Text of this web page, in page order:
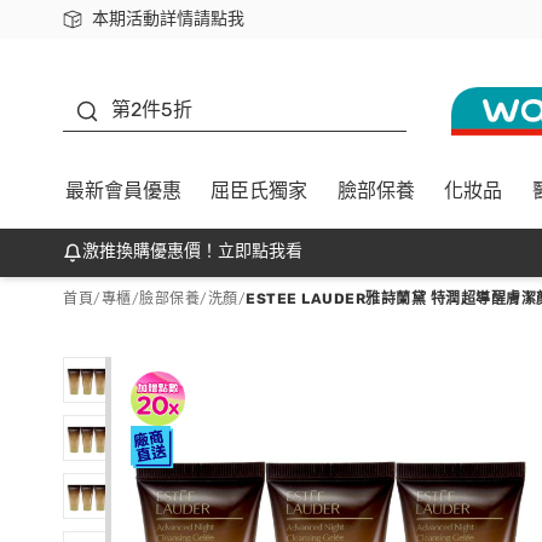
本期活動詳情請點我
下載app最高回饋$350
第2件5折
最新會員優惠 屈臣氏獨家 臉部保養 化妝品
激推換購優惠價！立即點我看
首頁/專櫃/臉部保養/洗顏/ESTEE LAUDER雅詩蘭黛 特潤超導醒膚